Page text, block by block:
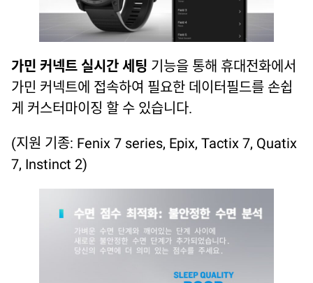
가민 커넥트 실시간 세팅 기능을 통해 휴대전화에서
가민 커넥트에 접속하여 필요한 데이터필드를 손쉽
게 커스터마이징 할 수 있습니다.
(지원 기종: Fenix 7 series, Epix, Tactix 7, Quatix
7, Instinct 2)